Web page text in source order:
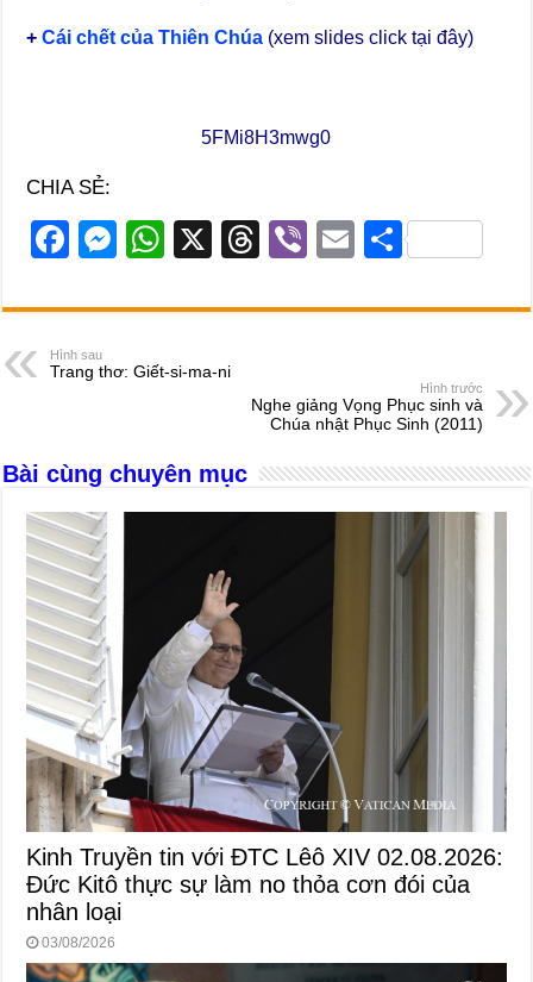
+Cái chết của Thiên Chúa (xem slides click tại đây)
5FMi8H3mwg0
CHIA SẺ:
F
c
e
b
o
k
M
ss
e
n
er
W
at
s
A
p
X
T
e
d
s
Vi
er
E
ail
S
ar
Hình sau
Trang thơ: Giết-si-ma-ni
Hình trước
Nghe giảng Vọng Phục sinh và
Chúa nhật Phục Sinh (2011)
Bài cùng chuyên mục
Kinh Truyền tin với ĐTC Lêô XIV 02.08.2026:
Đức Kitô thực sự làm no thỏa cơn đói của
nhân loại
03/08/2026